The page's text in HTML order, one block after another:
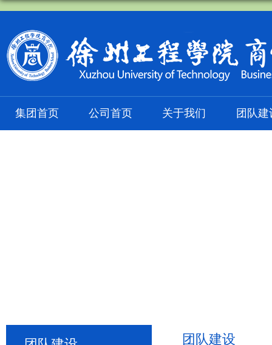
集团首页 公司首页 关于我们 团队建
团队建设